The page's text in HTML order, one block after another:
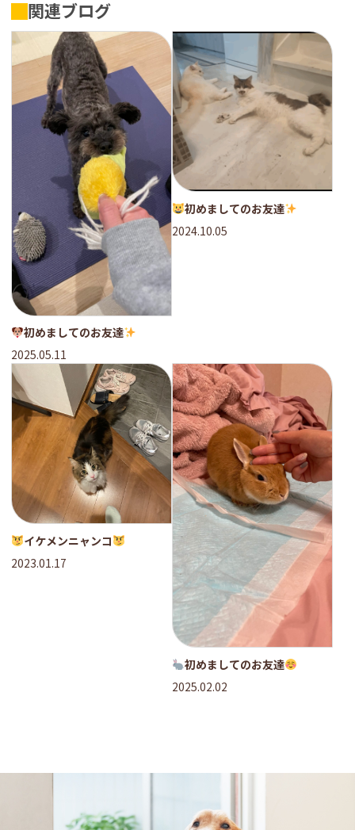
関連ブログ
初めましてのお友達
2025.05.11
初めましてのお友達
2024.10.05
イケメンニャンコ
2023.01.17
初めましてのお友達
2025.02.02